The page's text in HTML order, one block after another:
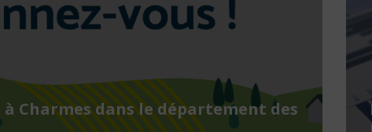
Charmes dans le département des